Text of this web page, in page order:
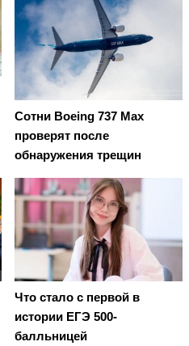
Сотни Boeing 737 Max
проверят после
обнаружения трещин
Что стало с первой в
истории ЕГЭ 500-
балльницей